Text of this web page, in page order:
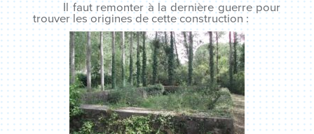
Il faut remonter à la dernière guerre pour
trouver les origines de cette construction :